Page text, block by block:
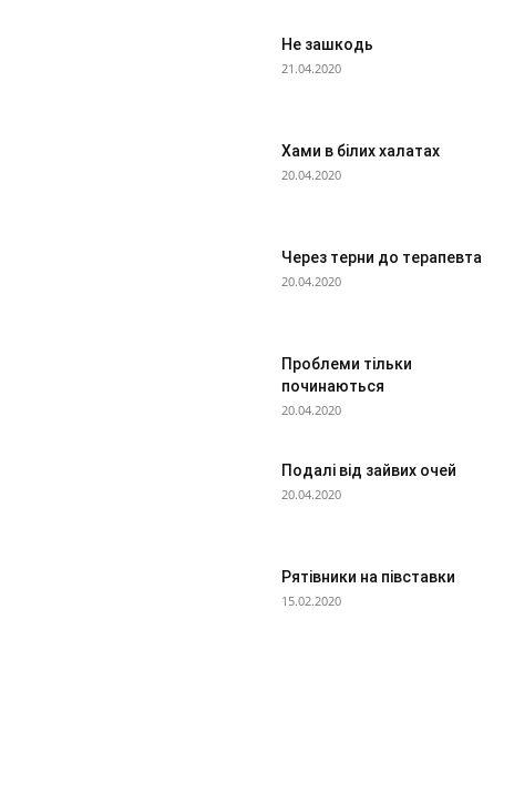
Не зашкодь
21.04.2020
Хами в білих халатах
20.04.2020
Через терни до терапевта
20.04.2020
Проблеми тільки
починаються
20.04.2020
Подалі від зайвих очей
20.04.2020
Рятівники на півставки
15.02.2020